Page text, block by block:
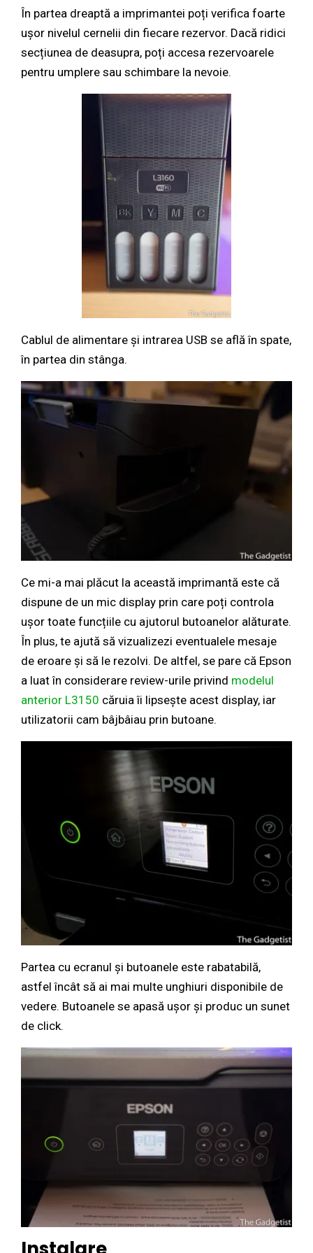
În partea dreaptă a imprimantei poți verifica foarte
ușor nivelul cernelii din fiecare rezervor. Dacă ridici
secțiunea de deasupra, poți accesa rezervoarele
pentru umplere sau schimbare la nevoie.
Cablul de alimentare și intrarea USB se află în spate,
în partea din stânga.
Ce mi-a mai plăcut la această imprimantă este că
dispune de un mic display prin care poți controla
ușor toate funcțiile cu ajutorul butoanelor alăturate.
În plus, te ajută să vizualizezi eventualele mesaje
de eroare și să le rezolvi. De altfel, se pare că Epson
a luat în considerare review-urile privind modelul
anterior L3150 căruia îi lipsește acest display, iar
utilizatorii cam bâjbâiau prin butoane.
Partea cu ecranul și butoanele este rabatabilă,
astfel încât să ai mai multe unghiuri disponibile de
vedere. Butoanele se apasă ușor și produc un sunet
de click.